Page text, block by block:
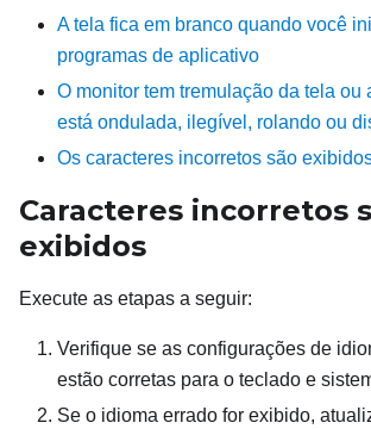
A tela fica em branco quando você
programas de aplicativo
O monitor tem tremulação da tela ou
está ondulada, ilegível, rolando ou
Os caracteres incorretos são
Caracteres incorretos
exibidos
Execute as etapas a seguir:
Verifique se as configurações de
estão corretas para o teclado e
Se o idioma errado for exibido,